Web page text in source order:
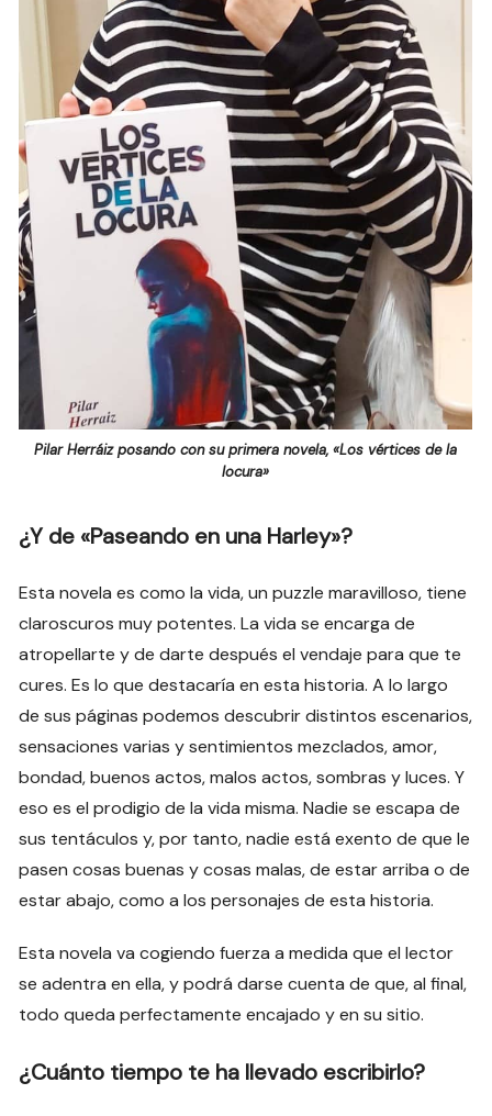
Pilar Herráiz posando con su primera novela, «Los vértices de la
locura»
¿Y de «Paseando en una Harley»?
Esta novela es como la vida, un puzzle maravilloso, tiene
claroscuros muy potentes. La vida se encarga de
atropellarte y de darte después el vendaje para que te
cures. Es lo que destacaría en esta historia. A lo largo
de sus páginas podemos descubrir distintos escenarios,
sensaciones varias y sentimientos mezclados, amor,
bondad, buenos actos, malos actos, sombras y luces. Y
eso es el prodigio de la vida misma. Nadie se escapa de
sus tentáculos y, por tanto, nadie está exento de que le
pasen cosas buenas y cosas malas, de estar arriba o de
estar abajo, como a los personajes de esta historia.
Esta novela va cogiendo fuerza a medida que el lector
se adentra en ella, y podrá darse cuenta de que, al final,
todo queda perfectamente encajado y en su sitio.
¿Cuánto tiempo te ha llevado escribirlo?